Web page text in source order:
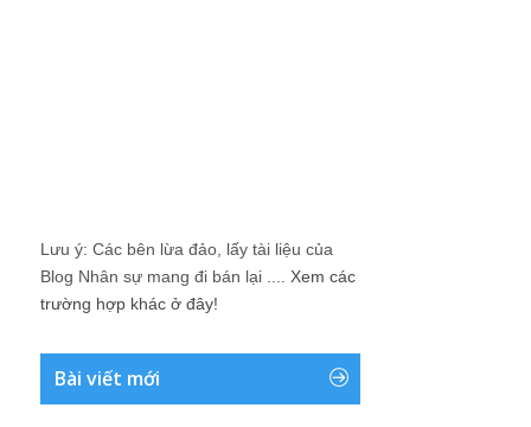
Lưu ý: Các bên lừa đảo, lấy tài liệu của
Blog Nhân sự mang đi bán lại .... Xem các
trường hợp khác ở đây!
Bài viết mới